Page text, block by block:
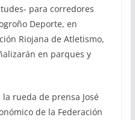
para corredores
Deporte, en
Riojana de Atletismo,
en parques y
rueda de prensa José
de la Federación